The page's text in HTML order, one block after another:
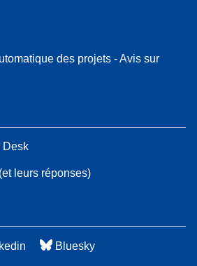
des projets - Avis sur
Desk
leurs réponses)
Bluesky